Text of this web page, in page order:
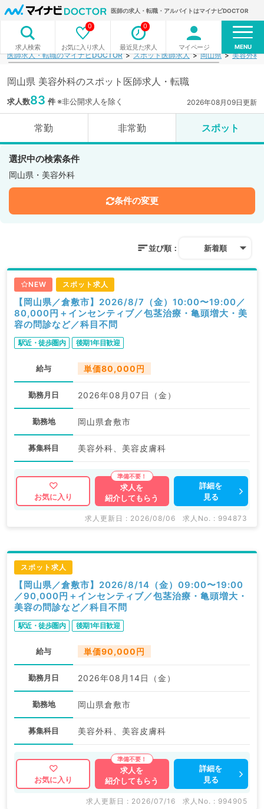
医師の求人・転職・アルバイトはマイナビDOCTOR
求人検索 お気に入り求人
0
最近見た求人
0
マイページ MENU
医師求人・転職のマイナビDOCTOR スポット医師求人 岡山県 美容外科
岡山県 美容外科のスポット医師求人・転職
求人数83 件※非公開求人を除く 2026年08月09日更新
常勤 非常勤 スポット
選択中の検索条件
岡山県・美容外科
条件の変更
並び順： 新着順
NEW スポット求人
【岡山県／倉敷市】2026/8/7（金）10:00〜19:00／
80,000円＋インセンティブ／包茎治療・亀頭増大・美
容の問診など／科目不問
駅近・徒歩圏内 後期1年目歓迎
給与 単価80,000円
勤務月日 2026年08月07日（金）
勤務地 岡山県倉敷市
募集科目 美容外科、美容皮膚科
お気に入り
求人を
紹介してもらう
詳細を
見る
求人更新日 : 2026/08/06 求人No. : 994873
スポット求人
【岡山県／倉敷市】2026/8/14（金）09:00〜19:00
／90,000円＋インセンティブ／包茎治療・亀頭増大・
美容の問診など／科目不問
駅近・徒歩圏内 後期1年目歓迎
給与 単価90,000円
勤務月日 2026年08月14日（金）
勤務地 岡山県倉敷市
募集科目 美容外科、美容皮膚科
お気に入り
求人を
紹介してもらう
詳細を
見る
求人更新日 : 2026/07/16 求人No. : 994905